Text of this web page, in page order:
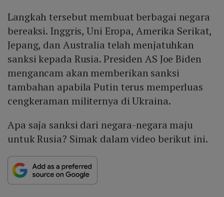
Langkah tersebut membuat berbagai negara
bereaksi. Inggris, Uni Eropa, Amerika Serikat,
Jepang, dan Australia telah menjatuhkan
sanksi kepada Rusia. Presiden AS Joe Biden
mengancam akan memberikan sanksi
tambahan apabila Putin terus memperluas
cengkeraman militernya di Ukraina.
Apa saja sanksi dari negara-negara maju
untuk Rusia? Simak dalam video berikut ini.